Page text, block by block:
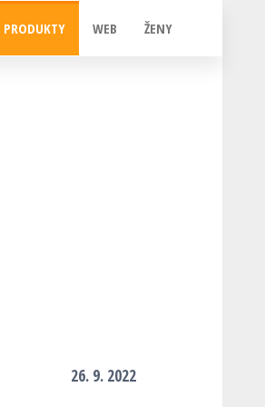
PRODUKTY WEB ŽENY
26. 9. 2022